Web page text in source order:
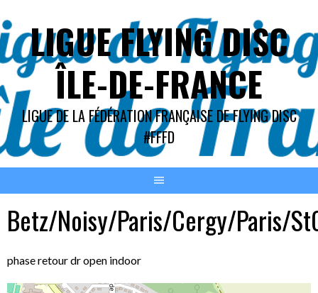
au
contenuLIGUE FLYING DISC
ÎLE-DE-FRANCE
LIGUE DE LA FÉDÉRATION FRANÇAISE DE FLYING DISC
#FFFD
Betz/Noisy/Paris/Cergy/Paris/
phase retour dr open indoor